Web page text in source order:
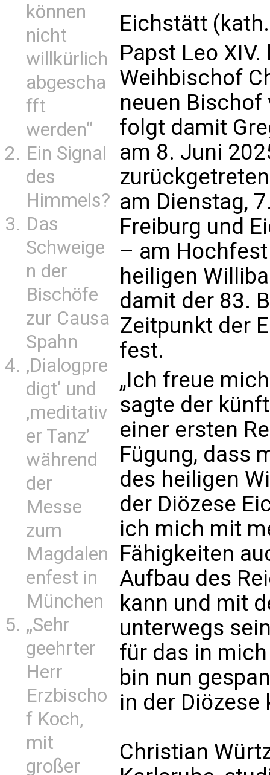
können
nicht
willkürlich
abgescha
fft
werden“
Ein Signal
des
Himmels?
Das
Schweige
n der
Bischöfe
zur Causa
Spahn
‚Dialogpre
digt‘ und
‚meditativ
er Tanz’
während
der
Messe
zum
Magdalen
enfest in
München
„Sehr
geehrter
Herr
Erzbischo
f Koch,
mit
großer
Eichstätt
Papst Leo
Weihbischof
neuen
folgt damit
am 8. Juni
am Dienstag,
Freiburg und
– am
heiligen
damit der 83.
Zeitpunkt der
fest.
„Ich freue
sagte der
einer ersten
Fügung, dass
des heiligen
der Diözese
ich mich mit
Fähigkeiten
Aufbau des
kann und mit
unterwegs
für das in
bin nun
in der Diözese
Christian